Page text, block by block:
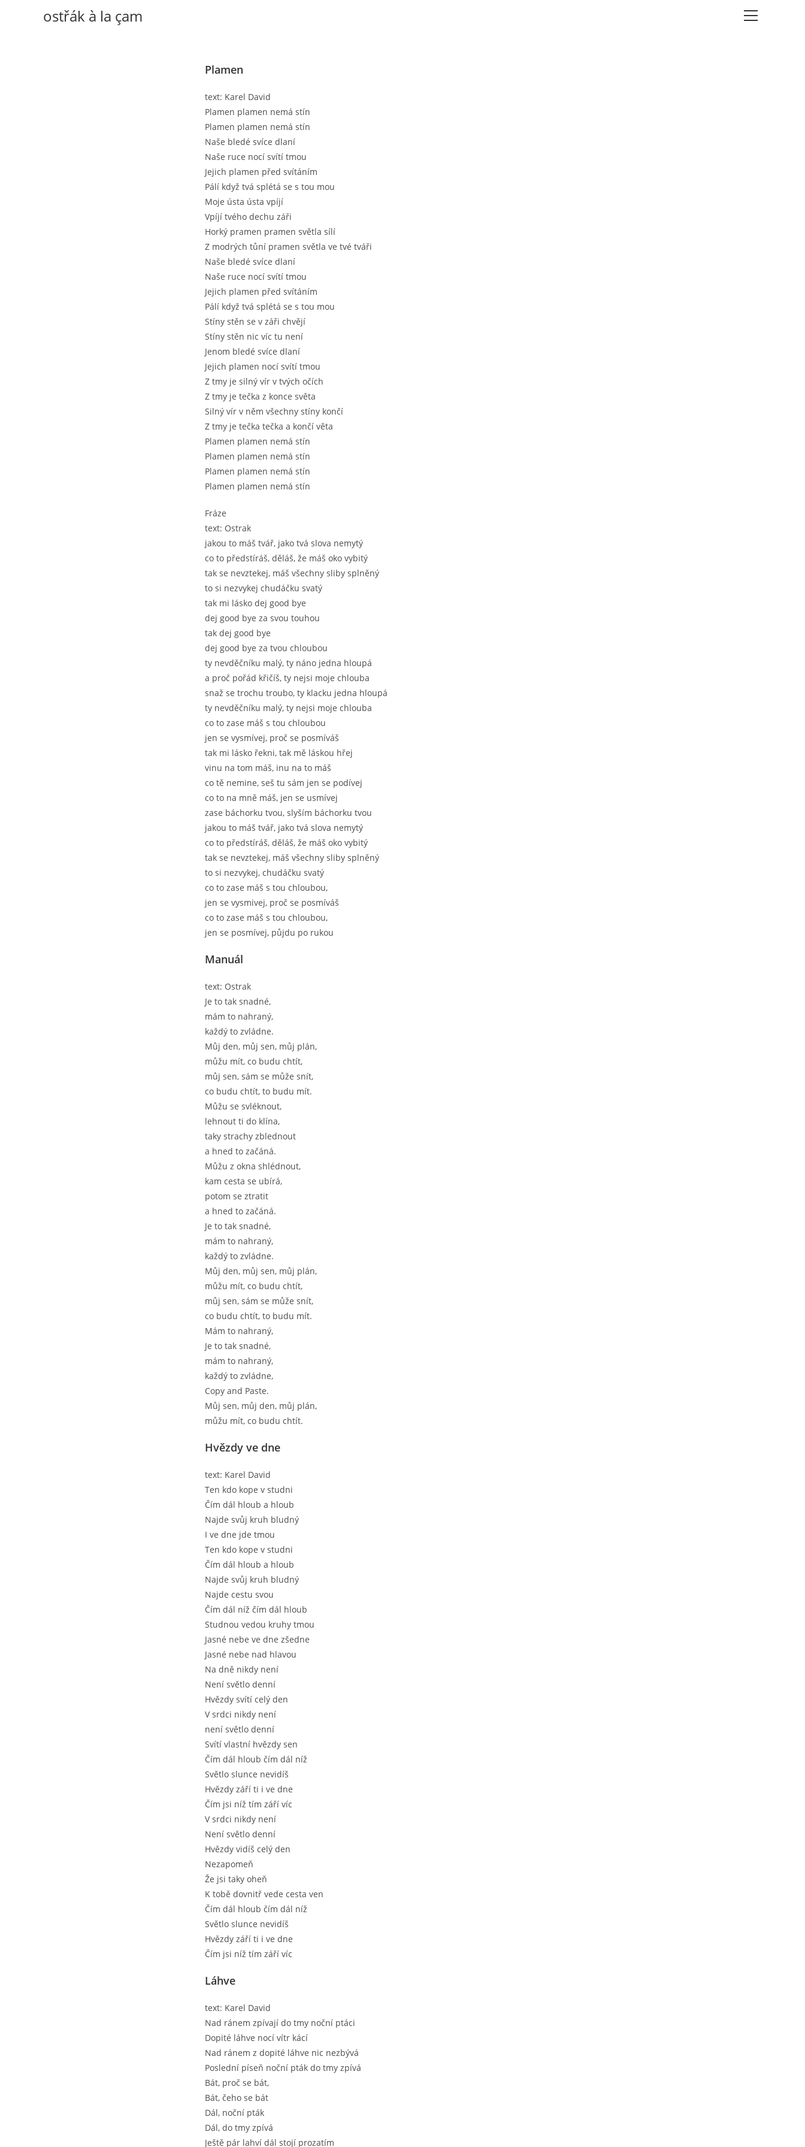
ostřák à la çam
View
Plamen
text: Karel David
Plamen plamen nemá stín
Plamen plamen nemá stín
Naše bledé svíce dlaní
Naše ruce nocí svítí tmou
Jejich plamen před svítáním
Pálí když tvá splétá se s tou mou
Moje ústa ústa vpíjí
Vpíjí tvého dechu záři
Horký pramen pramen světla sílí
Z modrých tůní pramen světla ve tvé tváři
Naše bledé svíce dlaní
Naše ruce nocí svítí tmou
Jejich plamen před svítáním
Pálí když tvá splétá se s tou mou
Stíny stěn se v záři chvějí
Stíny stěn nic víc tu není
Jenom bledé svíce dlaní
Jejich plamen nocí svítí tmou
Z tmy je silný vír v tvých očích
Z tmy je tečka z konce světa
Silný vír v něm všechny stíny končí
Z tmy je tečka tečka a končí věta
Plamen plamen nemá stín
Plamen plamen nemá stín
Plamen plamen nemá stín
Plamen plamen nemá stín
Fráze
text: Ostrak
jakou to máš tvář, jako tvá slova nemytý
co to předstíráš, děláš, že máš oko vybitý
tak se nevztekej, máš všechny sliby splněný
to si nezvykej chudáčku svatý
tak mi lásko dej good bye
dej good bye za svou touhou
tak dej good bye
dej good bye za tvou chloubou
ty nevděčníku malý, ty náno jedna hloupá
a proč pořád křičíš, ty nejsi moje chlouba
snaž se trochu troubo, ty klacku jedna hloupá
ty nevděčníku malý, ty nejsi moje chlouba
co to zase máš s tou chloubou
jen se vysmívej, proč se posmíváš
tak mi lásko řekni, tak mě láskou hřej
vinu na tom máš, inu na to máš
co tě nemine, seš tu sám jen se podívej
co to na mně máš, jen se usmívej
zase báchorku tvou, slyším báchorku tvou
jakou to máš tvář, jako tvá slova nemytý
co to předstíráš, děláš, že máš oko vybitý
tak se nevztekej, máš všechny sliby splněný
to si nezvykej, chudáčku svatý
co to zase máš s tou chloubou,
jen se vysmivej, proč se posmíváš
co to zase máš s tou chloubou,
jen se posmívej, půjdu po rukou
Manuál
text: Ostrak
Je to tak snadné,
mám to nahraný,
každý to zvládne.
Můj den, můj sen, můj plán,
můžu mít, co budu chtít,
můj sen, sám se může snít,
co budu chtít, to budu mít.
Můžu se svléknout,
lehnout ti do klína,
taky strachy zblednout
a hned to začáná.
Můžu z okna shlédnout,
kam cesta se ubírá,
potom se ztratit
a hned to začáná.
Je to tak snadné,
mám to nahraný,
každý to zvládne.
Můj den, můj sen, můj plán,
můžu mít, co budu chtít,
můj sen, sám se může snít,
co budu chtít, to budu mít.
Mám to nahraný,
Je to tak snadné,
mám to nahraný,
každý to zvládne,
Copy and Paste.
Můj sen, můj den, můj plán,
můžu mít, co budu chtít.
Hvězdy ve dne
text: Karel David
Ten kdo kope v studni
Čím dál hloub a hloub
Najde svůj kruh bludný
I ve dne jde tmou
Ten kdo kope v studni
Čím dál hloub a hloub
Najde svůj kruh bludný
Najde cestu svou
Čím dál níž čím dál hloub
Studnou vedou kruhy tmou
Jasné nebe ve dne zšedne
Jasné nebe nad hlavou
Na dně nikdy není
Není světlo denní
Hvězdy svítí celý den
V srdci nikdy není
není světlo denní
Svítí vlastní hvězdy sen
Čím dál hloub čím dál níž
Světlo slunce nevidíš
Hvězdy září ti i ve dne
Čím jsi níž tím září víc
V srdci nikdy není
Není světlo denní
Hvězdy vidíš celý den
Nezapomeň
Že jsi taky oheň
K tobě dovnitř vede cesta ven
Čím dál hloub čím dál níž
Světlo slunce nevidíš
Hvězdy září ti i ve dne
Čím jsi níž tím září víc
Láhve
text: Karel David
Nad ránem zpívají do tmy noční ptáci
Dopité láhve nocí vítr kácí
Nad ránem z dopité láhve nic nezbývá
Poslední píseň noční pták do tmy zpívá
Bát, proč se bát,
Bát, čeho se bát
Dál, noční pták
Dál, do tmy zpívá
Ještě pár lahví dál stojí prozatím